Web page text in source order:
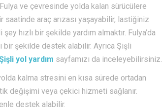
ve çevresinde yolda kalan sürücülere
araç arızası yaşayabilir, lastiğiniz
hızlı bir şekilde yardım almaktır. Fulya’da
bir şekilde destek alabilir. Ayrıca Şişli
yol yardım sayfamızı da inceleyebilirsiniz.
kalma stresini en kısa sürede ortadan
değişimi veya çekici hizmeti sağlanır.
destek alabilir.